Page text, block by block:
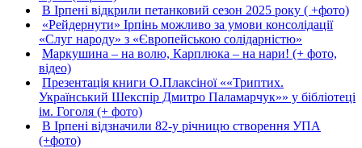
В Ірпені відкрили петанковий сезон 2025 року ( +фото)
«Рейдернути» Ірпінь можливо за умови консолідації
«Слуг народу» з «Європейською солідарністю»
Маркушина – на волю, Карплюка – на нари! (+ фото,
відео)
Презентація книги О.Плаксіної ««Триптих.
Український Шекспір Дмитро Паламарчук»» у бібліотеці
ім. Гоголя (+ фото)
В Ірпені відзначили 82-у річницю створення УПА
(+фото)